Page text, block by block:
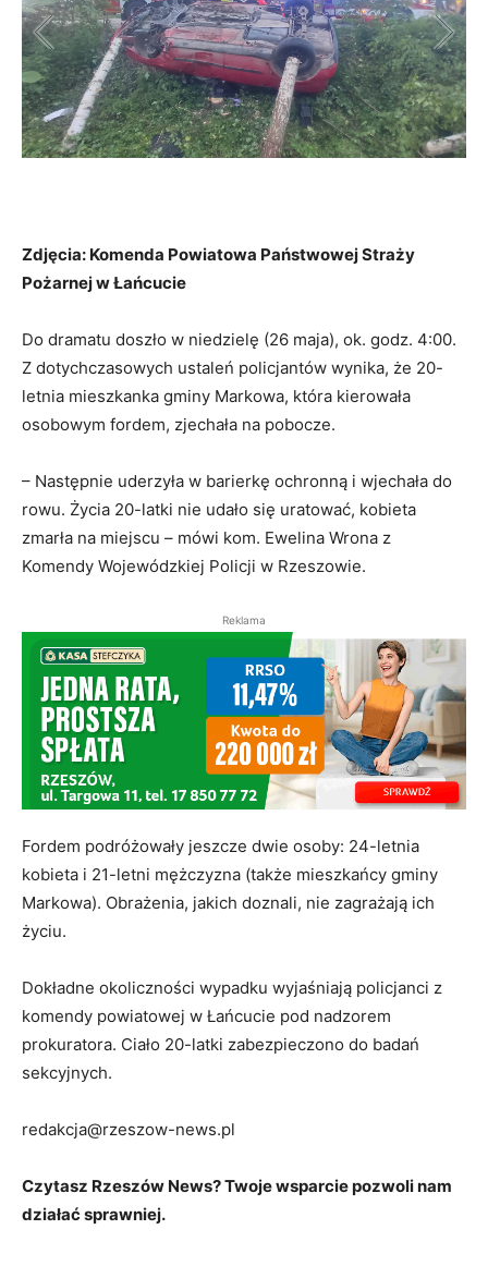
Zdjęcia: Komenda Powiatowa Państwowej Straży
Pożarnej w Łańcucie
Do dramatu doszło w niedzielę (26 maja), ok. godz. 4:00.
Z dotychczasowych ustaleń policjantów wynika, że 20-
letnia mieszkanka gminy Markowa, która kierowała
osobowym fordem, zjechała na pobocze.
– Następnie uderzyła w barierkę ochronną i wjechała do
rowu. Życia 20-latki nie udało się uratować, kobieta
zmarła na miejscu – mówi kom. Ewelina Wrona z
Komendy Wojewódzkiej Policji w Rzeszowie.
Reklama
Fordem podróżowały jeszcze dwie osoby: 24-letnia
kobieta i 21-letni mężczyzna (także mieszkańcy gminy
Markowa). Obrażenia, jakich doznali, nie zagrażają ich
życiu.
Dokładne okoliczności wypadku wyjaśniają policjanci z
komendy powiatowej w Łańcucie pod nadzorem
prokuratora. Ciało 20-latki zabezpieczono do badań
sekcyjnych.
redakcja@rzeszow-news.pl
Czytasz Rzeszów News? Twoje wsparcie pozwoli nam
działać sprawniej.